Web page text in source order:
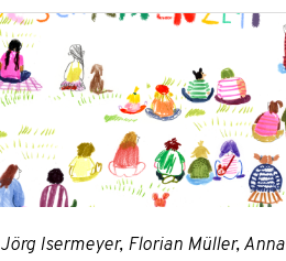
Jörg Isermeyer, Florian Müller, Anna